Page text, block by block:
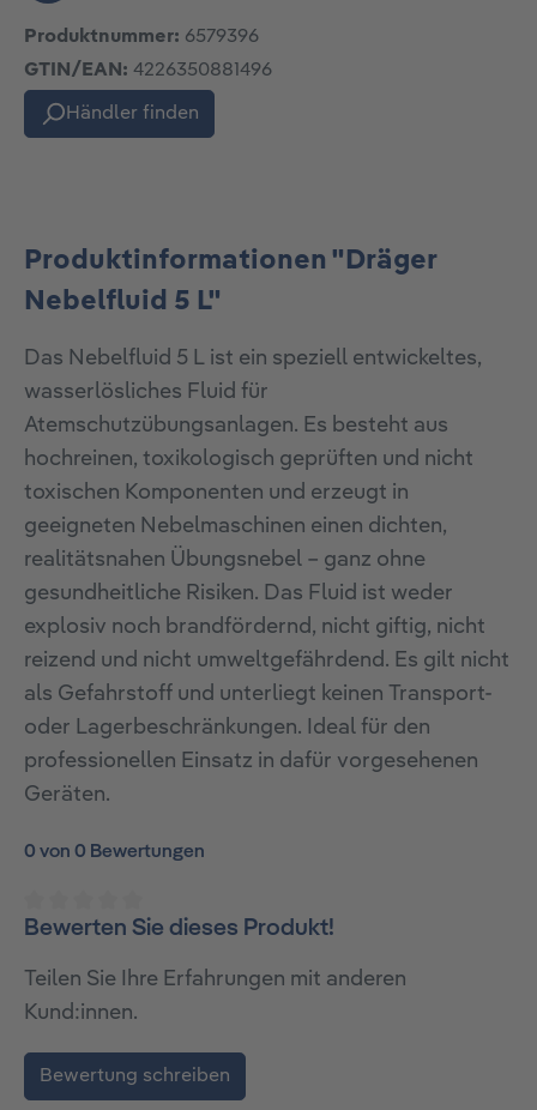
Produktnummer: 6579396
GTIN/EAN: 4226350881496
Händler finden
Produktinformationen "Dräger
Nebelfluid 5 L"
Das Nebelfluid 5 L ist ein speziell entwickeltes,
wasserlösliches Fluid für
Atemschutzübungsanlagen. Es besteht aus
hochreinen, toxikologisch geprüften und nicht
toxischen Komponenten und erzeugt in
geeigneten Nebelmaschinen einen dichten,
realitätsnahen Übungsnebel – ganz ohne
gesundheitliche Risiken. Das Fluid ist weder
explosiv noch brandfördernd, nicht giftig, nicht
reizend und nicht umweltgefährdend. Es gilt nicht
als Gefahrstoff und unterliegt keinen Transport-
oder Lagerbeschränkungen. Ideal für den
professionellen Einsatz in dafür vorgesehenen
Geräten.
0 von 0 Bewertungen
Durchschnittliche Bewertung von 0 von 5 Sternen
Bewerten Sie dieses Produkt!
Teilen Sie Ihre Erfahrungen mit anderen
Kund:innen.
Bewertung schreiben